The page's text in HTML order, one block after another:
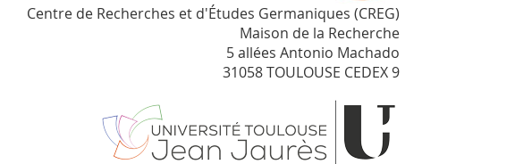
Centre de Recherches et d'Études Germaniques (CREG)
Maison de la Recherche
5 allées Antonio Machado
31058 TOULOUSE CEDEX 9